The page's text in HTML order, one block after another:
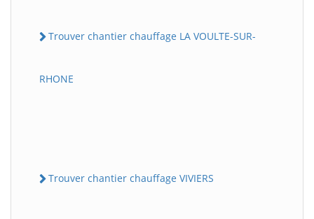
Trouver chantier chauffage LA VOULTE-SUR-
RHONE
Trouver chantier chauffage VIVIERS